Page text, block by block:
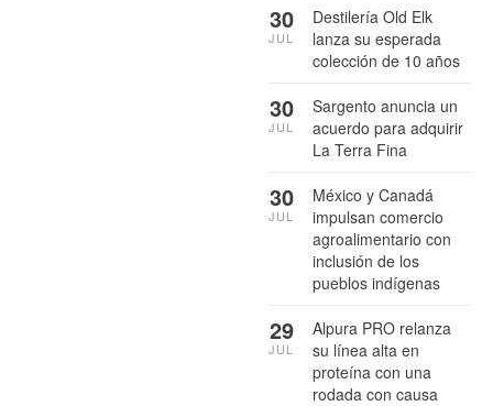
Destilería Old Elk
lanza su esperada
colección de 10 años
30
JUL
Sargento anuncia un
acuerdo para adquirir
La Terra Fina
30
JUL
México y Canadá
impulsan comercio
agroalimentario con
inclusión de los
pueblos indígenas
30
JUL
Alpura PRO relanza
su línea alta en
proteína con una
rodada con causa
29
JUL